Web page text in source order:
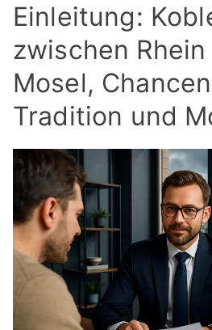
Einleitung:
zwischen Rhein
Mosel,
Tradition und